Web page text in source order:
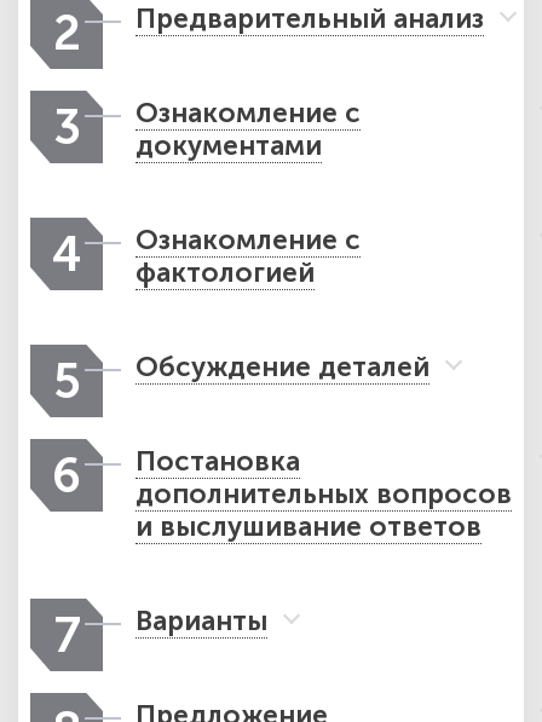
2 Предварительный анализ
3
Ознакомление с
документами
4
Ознакомление с
фактологией
5 Обсуждение деталей
6
Постановка
дополнительных вопросов
и выслушивание ответов
7 Варианты
Предложение